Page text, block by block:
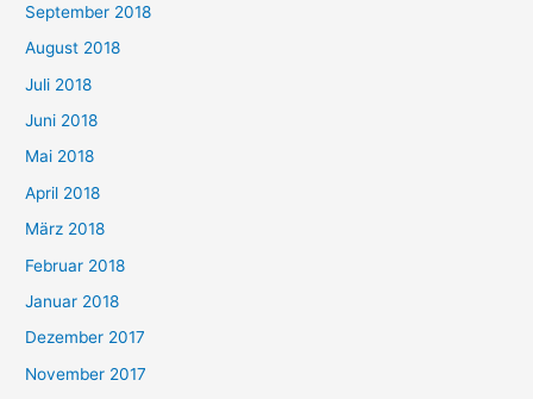
September 2018
August 2018
Juli 2018
Juni 2018
Mai 2018
April 2018
März 2018
Februar 2018
Januar 2018
Dezember 2017
November 2017